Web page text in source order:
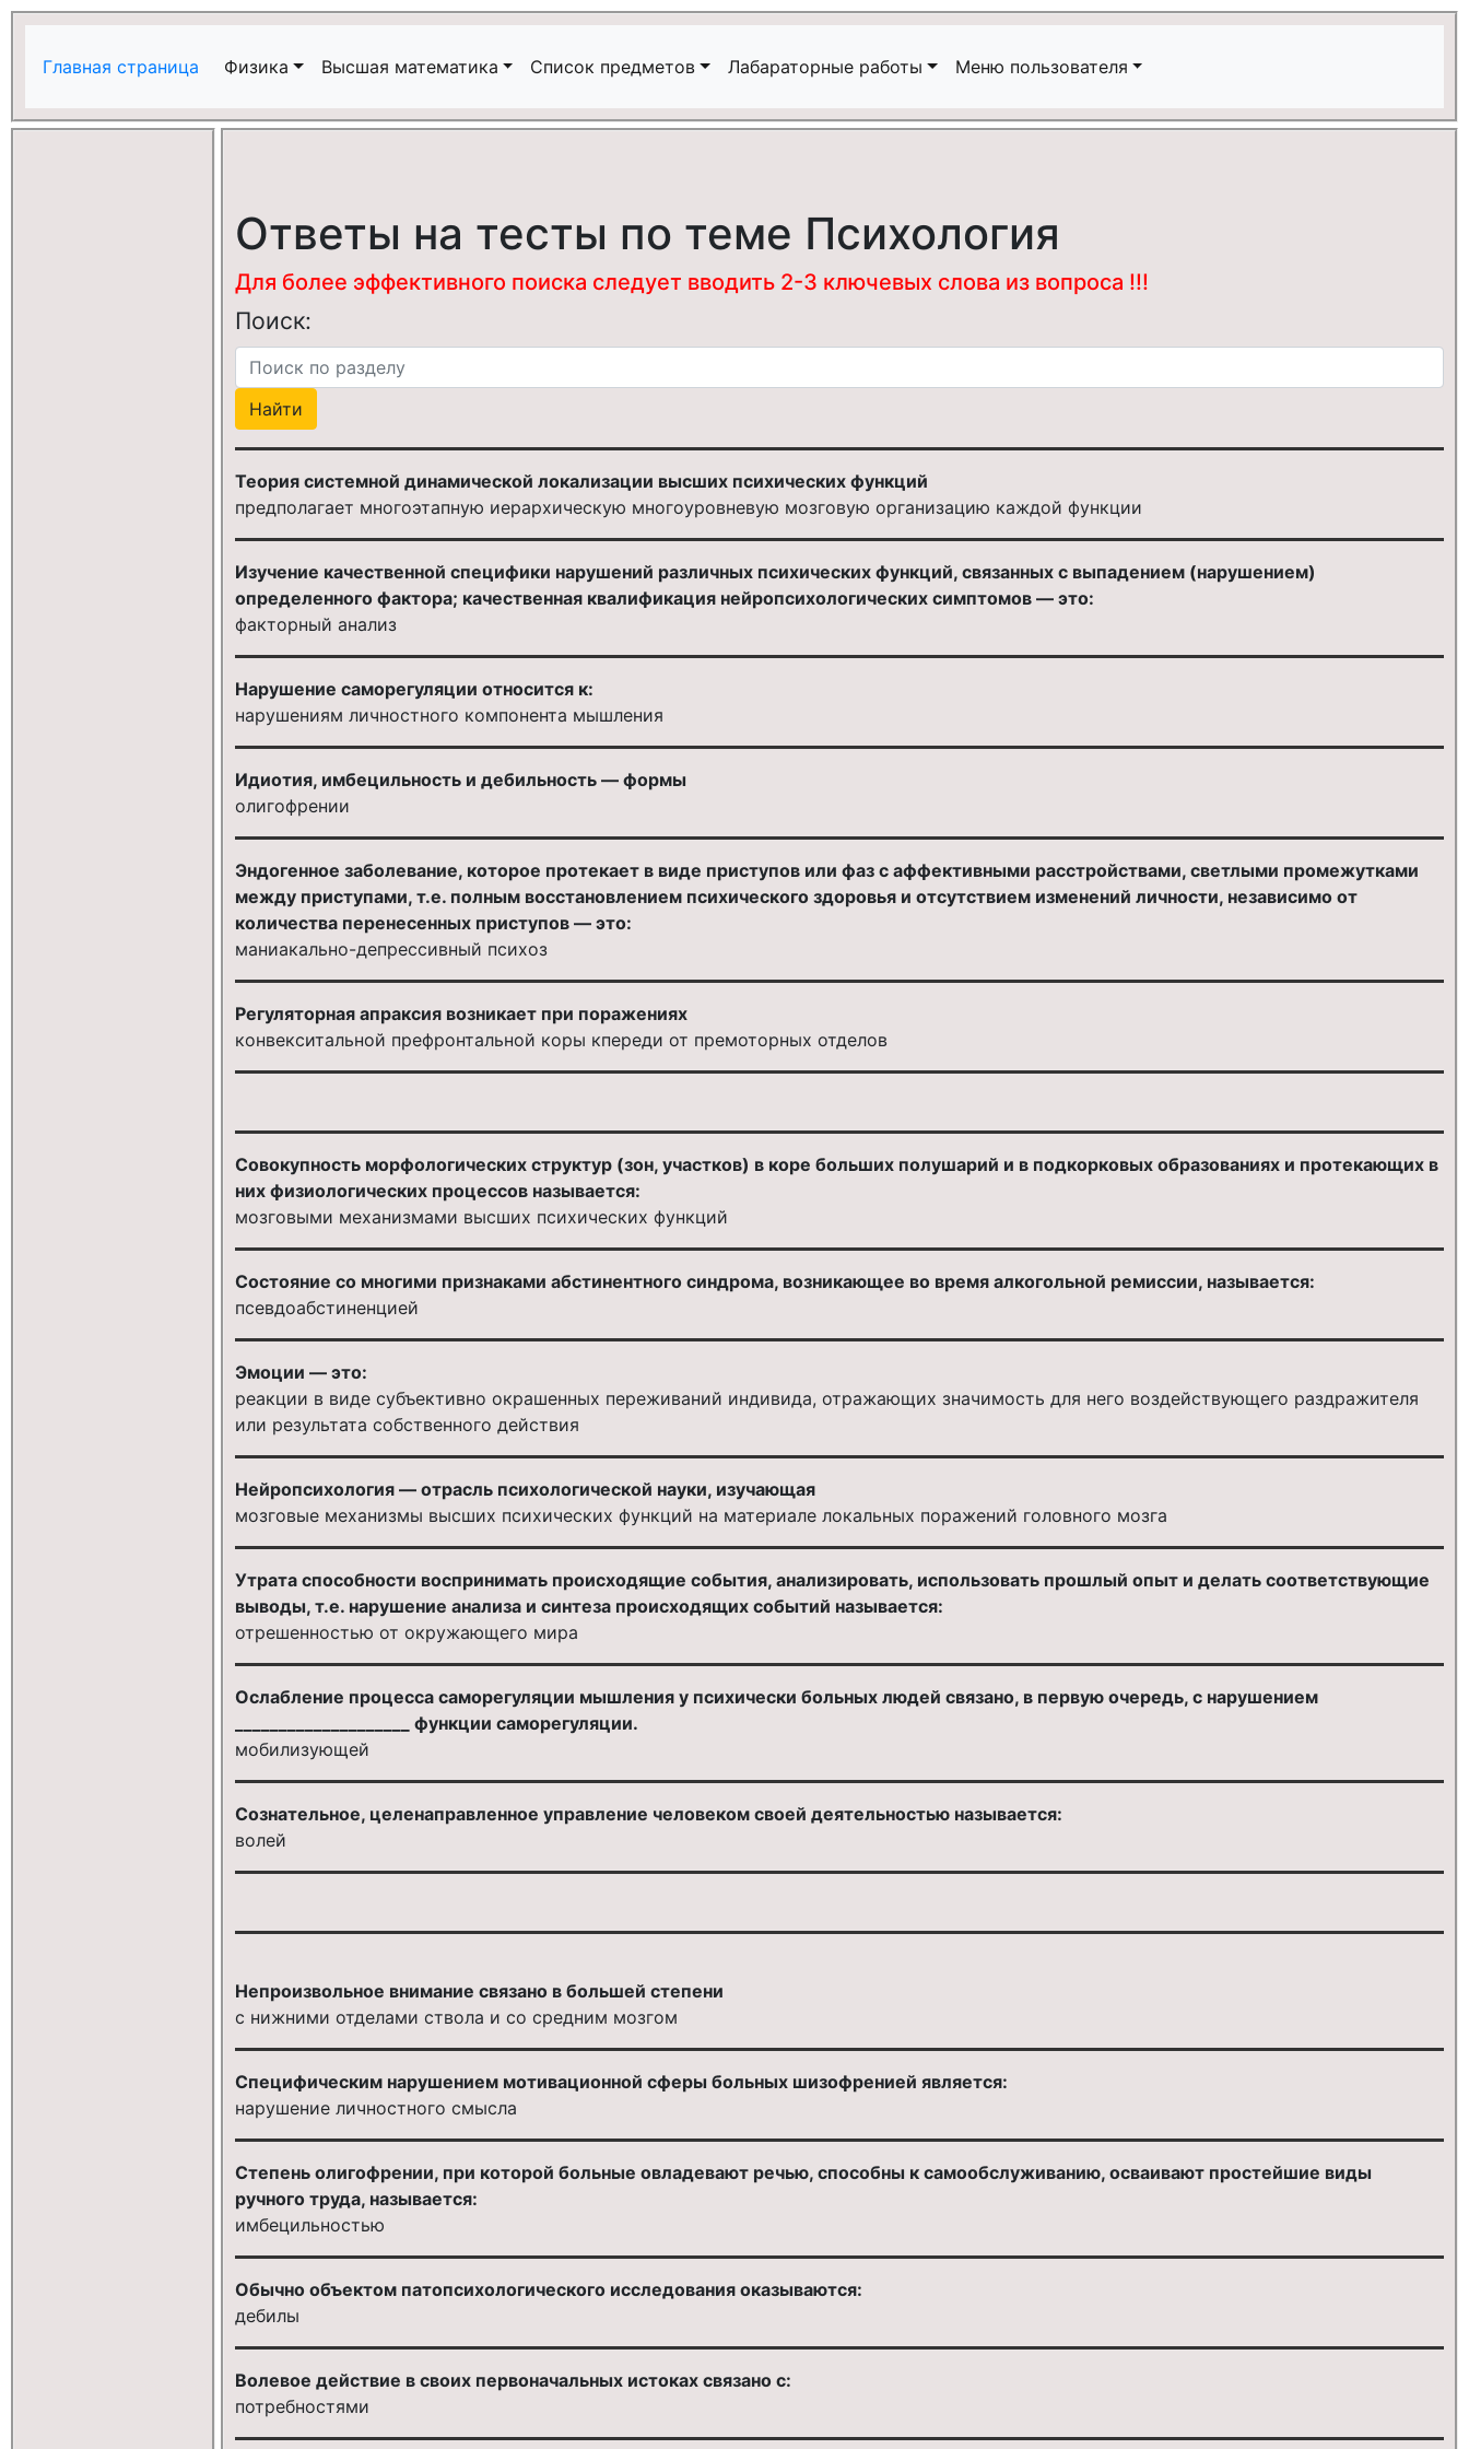
Главная страница Физика Высшая математика Список предметов Лабараторные работы Меню пользователя
Ответы на тесты по теме Психология
Для более эффективного поиска следует вводить 2-3 ключевых слова из вопроса !!!
Поиск:
Теория системной динамической локализации высших психических функций
предполагает многоэтапную иерархическую многоуровневую мозговую организацию каждой функции
Изучение качественной специфики нарушений различных психических функций, связанных с выпадением (нарушением)
определенного фактора; качественная квалификация нейропсихологических симптомов — это:
факторный анализ
Нарушение саморегуляции относится к:
нарушениям личностного компонента мышления
Идиотия, имбецильность и дебильность — формы
олигофрении
Эндогенное заболевание, которое протекает в виде приступов или фаз с аффективными расстройствами, светлыми промежутками
между приступами, т.е. полным восстановлением психического здоровья и отсутствием изменений личности, независимо от
количества перенесенных приступов — это:
маниакально-депрессивный психоз
Регуляторная апраксия возникает при поражениях
конвекситальной префронтальной коры кпереди от премоторных отделов
Совокупность морфологических структур (зон, участков) в коре больших полушарий и в подкорковых образованиях и протекающих в
них физиологических процессов называется:
мозговыми механизмами высших психических функций
Состояние со многими признаками абстинентного синдрома, возникающее во время алкогольной ремиссии, называется:
псевдоабстиненцией
Эмоции — это:
реакции в виде субъективно окрашенных переживаний индивида, отражающих значимость для него воздействующего раздражителя
или результата собственного действия
Нейропсихология — отрасль психологической науки, изучающая
мозговые механизмы высших психических функций на материале локальных поражений головного мозга
Утрата способности воспринимать происходящие события, анализировать, использовать прошлый опыт и делать соответствующие
выводы, т.е. нарушение анализа и синтеза происходящих событий называется:
отрешенностью от окружающего мира
Ослабление процесса саморегуляции мышления у психически больных людей связано, в первую очередь, с нарушением
____________________ функции саморегуляции.
мобилизующей
Сознательное, целенаправленное управление человеком своей деятельностью называется:
волей
Непроизвольное внимание связано в большей степени
с нижними отделами ствола и со средним мозгом
Специфическим нарушением мотивационной сферы больных шизофренией является:
нарушение личностного смысла
Степень олигофрении, при которой больные овладевают речью, способны к самообслуживанию, осваивают простейшие виды
ручного труда, называется:
имбецильностью
Обычно объектом патопсихологического исследования оказываются:
дебилы
Волевое действие в своих первоначальных истоках связано с:
потребностями